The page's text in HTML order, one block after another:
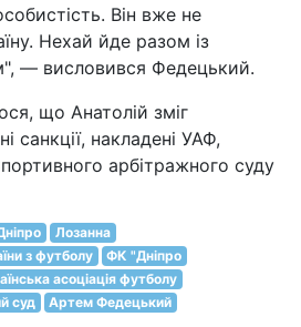
Він вже не
Нехай йде разом із
— висловився Федецький.
що Анатолій зміг
санкції, накладені УАФ,
арбітражного суду
Лозанна
з футболу
ФК "Дніпро
асоціація футболу
суд
Артем Федецький